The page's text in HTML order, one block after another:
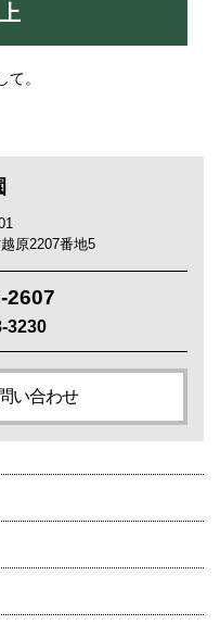
。
原2207番地5
2607
3230
い合わせ